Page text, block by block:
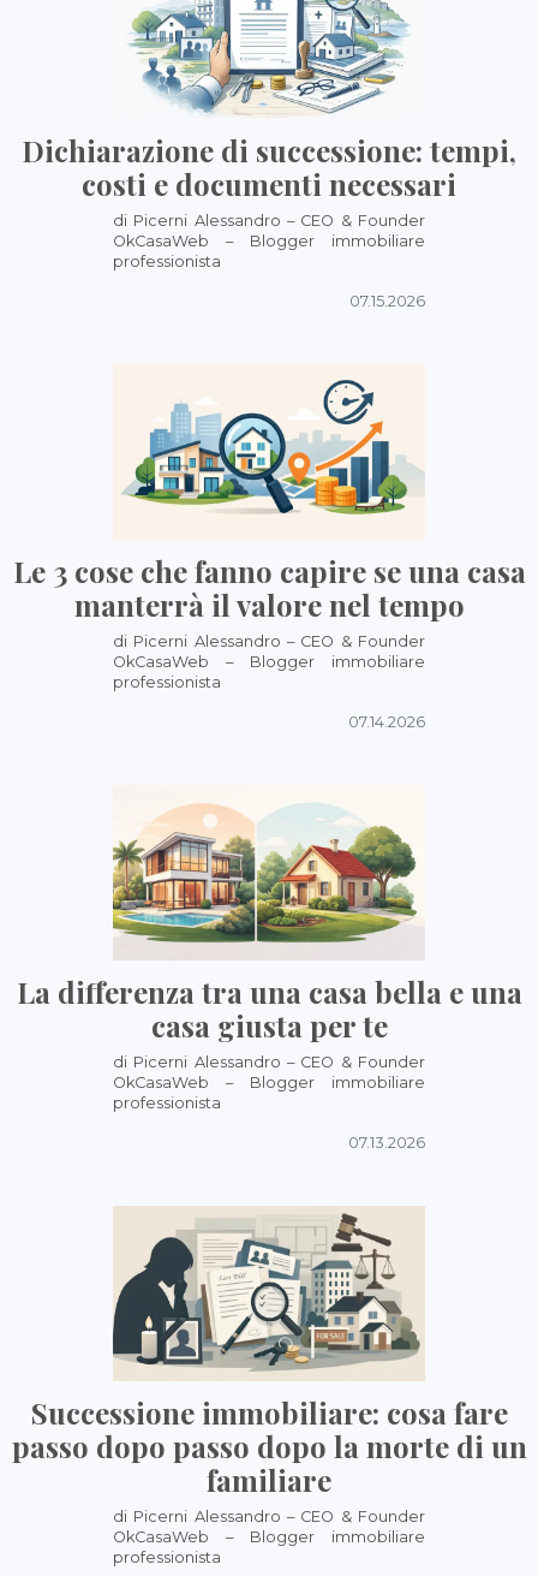
Dichiarazione di successione: tempi,
costi e documenti necessari
di Picerni Alessandro – CEO & Founder
OkCasaWeb – Blogger immobiliare
professionista
07.15.2026
Le 3 cose che fanno capire se una casa
manterrà il valore nel tempo
di Picerni Alessandro – CEO & Founder
OkCasaWeb – Blogger immobiliare
professionista
07.14.2026
La differenza tra una casa bella e una
casa giusta per te
di Picerni Alessandro – CEO & Founder
OkCasaWeb – Blogger immobiliare
professionista
07.13.2026
Successione immobiliare: cosa fare
passo dopo passo dopo la morte di un
familiare
di Picerni Alessandro – CEO & Founder
OkCasaWeb – Blogger immobiliare
professionista